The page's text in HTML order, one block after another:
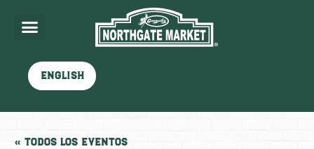
English
« Todos los Eventos